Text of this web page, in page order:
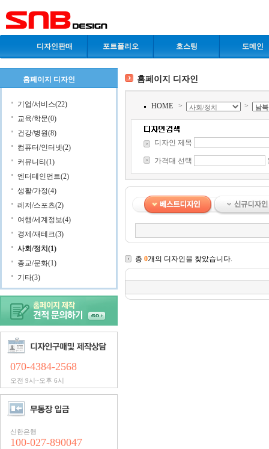
디자인판매 포트폴리오 호스팅 도메인
홈페이지 디자인
기업/서비스(22)
교육/학문(0)
건강/병원(8)
컴퓨터/인터넷(2)
커뮤니티(1)
엔터테인먼트(2)
생활/가정(4)
레저/스포츠(2)
여행/세계정보(4)
경제/재테크(3)
사회/정치(1)
종교/문화(1)
기타(3)
070-4384-2568
오전 9시~오후 6시
신한은행
100-027-890047
홈페이지 디자인
HOME > >
디자인 제목
가격대 선택
총 0개의 디자인을 찾았습니다.